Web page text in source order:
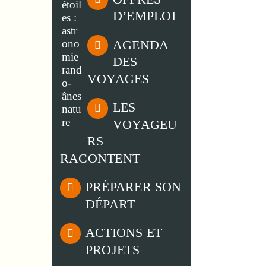
D’EMPLOI
AGENDA
DES
VOYAGES
LES
VOYAGEU
RS
RACONTENT
PRÉPARER SON
DÉPART
ACTIONS ET
PROJETS